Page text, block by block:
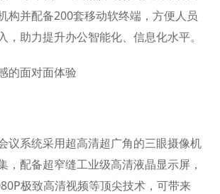
构并配备200套移动软终端，方便人员
，助力提升办公智能化、信息化水平。
面对面体验
系统采用超高清超广角的三眼摄像机
，配备超窄缝工业级高清液晶显示屏，
极致高清视频等顶尖技术，可带来